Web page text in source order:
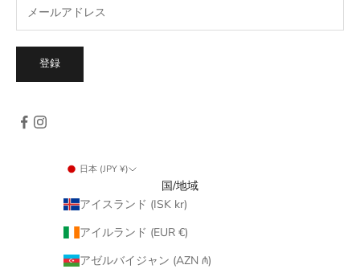
登録
日本 (JPY ¥)
国/地域
アイスランド (ISK kr)
アイルランド (EUR €)
アゼルバイジャン (AZN ₼)